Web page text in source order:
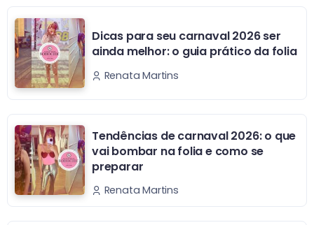
Dicas para seu carnaval 2026 ser
ainda melhor: o guia prático da folia
Renata Martins
Tendências de carnaval 2026: o que
vai bombar na folia e como se
preparar
Renata Martins